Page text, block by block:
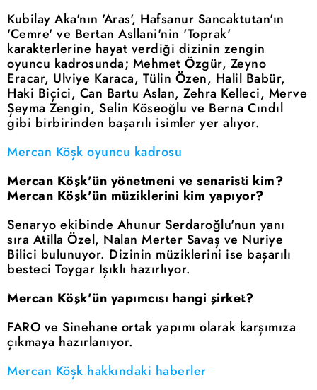
Kubilay Aka'nın 'Aras', Hafsanur Sancaktutan'ın
'Cemre' ve Bertan Asllani'nin 'Toprak'
karakterlerine hayat verdiği dizinin zengin
oyuncu kadrosunda; Mehmet Özgür, Zeyno
Eracar, Ulviye Karaca, Tülin Özen, Halil Babür,
Haki Biçici, Can Bartu Aslan, Zehra Kelleci, Merve
Şeyma Zengin, Selin Köseoğlu ve Berna Cındıl
gibi birbirinden başarılı isimler yer alıyor.
Mercan Köşk oyuncu kadrosu
Mercan Köşk'ün yönetmeni ve senaristi kim?
Mercan Köşk'ün müziklerini kim yapıyor?
Senaryo ekibinde Ahunur Serdaroğlu'nun yanı
sıra Atilla Özel, Nalan Merter Savaş ve Nuriye
Bilici bulunuyor. Dizinin müziklerini ise başarılı
besteci Toygar Işıklı hazırlıyor.
Mercan Köşk'ün yapımcısı hangi şirket?
FARO ve Sinehane ortak yapımı olarak karşımıza
çıkmaya hazırlanıyor.
Mercan Köşk hakkındaki haberler